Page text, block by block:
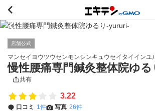
店舗公式
マンセイヨウツウセンモンシンキュウセイタイインユ
慢性腰痛専門鍼灸整体院ゆ
共有
3.22
口コミ 1件 写真 26件